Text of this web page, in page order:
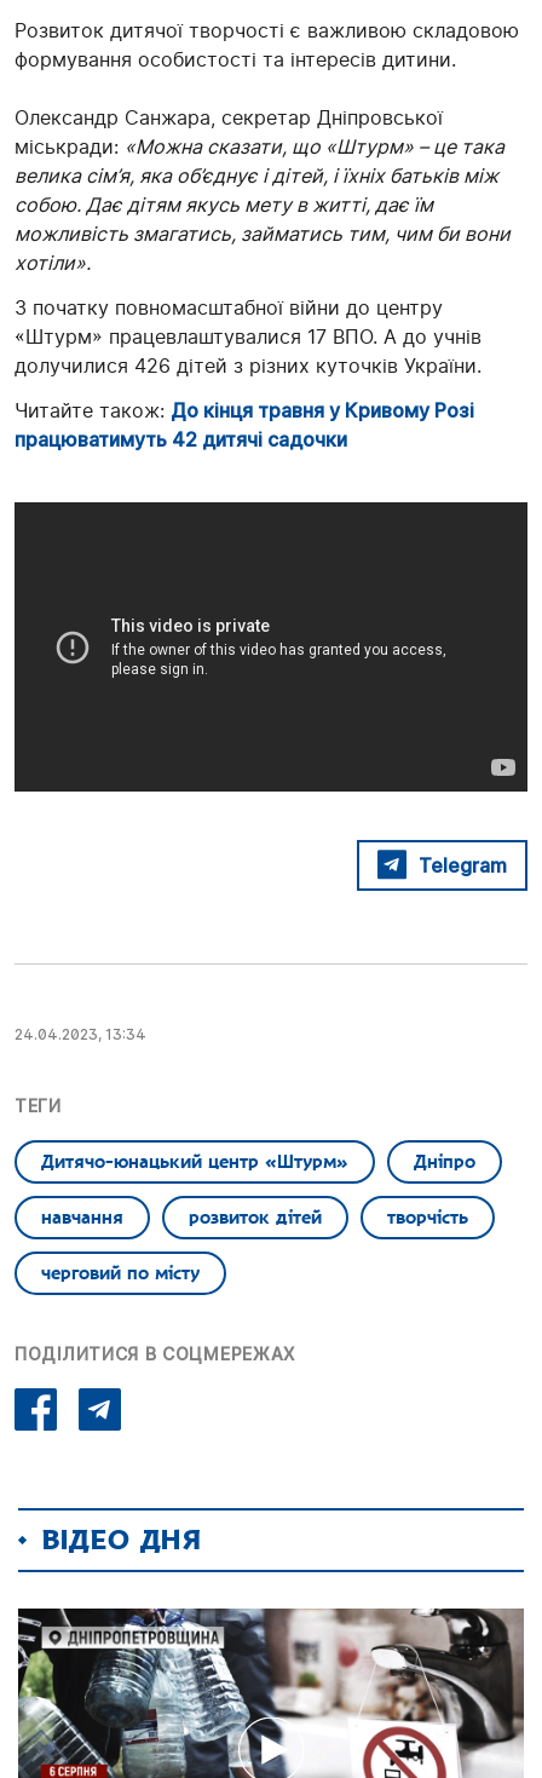
Розвиток дитячої творчості є важливою складовою
формування особистості та інтересів дитини.
Олександр Санжара, секретар Дніпровської
міськради: «Можна сказати, що «Штурм» – це така
велика сім’я, яка об’єднує і дітей, і їхніх батьків між
собою. Дає дітям якусь мету в житті, дає їм
можливість змагатись, займатись тим, чим би вони
хотіли».
З початку повномасштабної війни до центру
«Штурм» працевлаштувалися 17 ВПО. А до учнів
долучилися 426 дітей з різних куточків України.
Читайте також: До кінця травня у Кривому Розі
працюватимуть 42 дитячі садочки
Telegram
24.04.2023, 13:34
ТЕГИ
Дитячо-юнацький центр «Штурм» Дніпро
навчання розвиток дітей творчість
черговий по місту
ПОДІЛИТИСЯ В СОЦМЕРЕЖАХ
ВІДЕО ДНЯ